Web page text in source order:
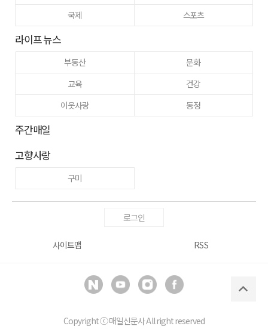
국제
스포츠
라이프 뉴스
부동산
문화
교육
건강
이웃사랑
동정
주간매일
고향사랑
구미
로그인
사이트맵 RSS
Copyright ⓒ매일신문사All right reserved